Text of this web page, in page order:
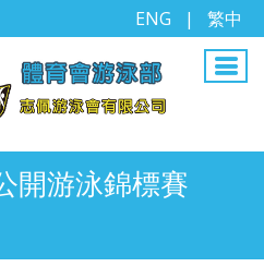
ENG | 繁中
開游泳錦標賽